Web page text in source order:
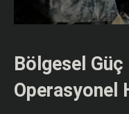
Bölgesel
Operasyonel